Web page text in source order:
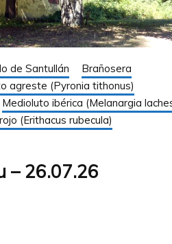
de Santullán
Brañosera
agreste (Pyronia tithonus)
Medioluto ibérica (Melanargia
(Erithacus rubecula)
– 26.07.26